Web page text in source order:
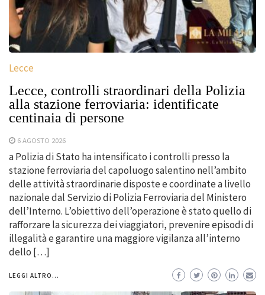
Lecce
Lecce, controlli straordinari della Polizia
alla stazione ferroviaria: identificate
centinaia di persone
6 AGOSTO 2026
a Polizia di Stato ha intensificato i controlli presso la
stazione ferroviaria del capoluogo salentino nell’ambito
delle attività straordinarie disposte e coordinate a livello
nazionale dal Servizio di Polizia Ferroviaria del Ministero
dell’Interno. L’obiettivo dell’operazione è stato quello di
rafforzare la sicurezza dei viaggiatori, prevenire episodi di
illegalità e garantire una maggiore vigilanza all’interno
dello […]
LEGGI ALTRO...